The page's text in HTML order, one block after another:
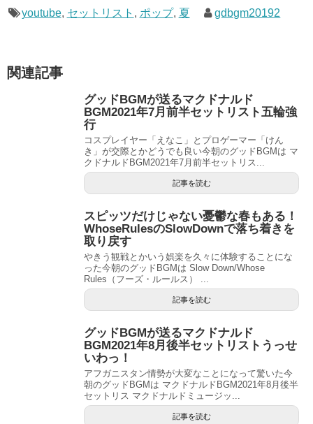
youtube, セットリスト , ポップ, 夏 gdbgm20192
関連記事
グッドBGMが送るマクドナルド
BGM2021年7月前半セットリスト五輪強
行
コスプレイヤー「えなこ」とプロゲーマー「けん
き」が交際とかどうでも良い今朝のグッドBGMは マ
クドナルドBGM2021年7月前半セットリス...
記事を読む
スピッツだけじゃない憂鬱な春もある！
WhoseRulesのSlowDownで落ち着きを
取り戻す
やきう観戦とかいう娯楽を久々に体験することにな
った今朝のグッドBGMは Slow Down/Whose
Rules（フーズ・ルールス） ...
記事を読む
グッドBGMが送るマクドナルド
BGM2021年8月後半セットリストうっせ
いわっ！
アフガニスタン情勢が大変なことになって驚いた今
朝のグッドBGMは マクドナルドBGM2021年8月後半
セットリス マクドナルドミュージッ...
記事を読む